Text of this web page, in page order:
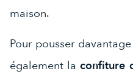
maison.
Pour pousser
également laconfiture